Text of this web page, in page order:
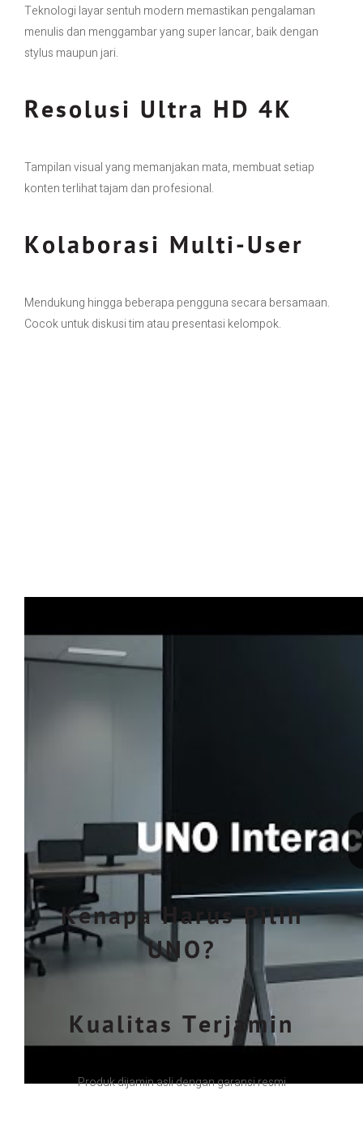
Teknologi layar sentuh modern memastikan pengalaman
menulis dan menggambar yang super lancar, baik dengan
stylus maupun jari.
Resolusi Ultra HD 4K
Tampilan visual yang memanjakan mata, membuat setiap
konten terlihat tajam dan profesional.
Kolaborasi Multi-User
Mendukung hingga beberapa pengguna secara bersamaan.
Cocok untuk diskusi tim atau presentasi kelompok.
Kenapa Harus Pilih
UNO?
Kualitas Terjamin
Produk dijamin asli dengan garansi resmi